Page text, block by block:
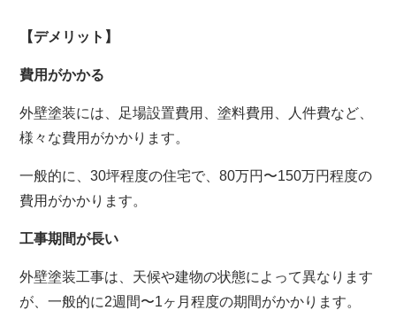
【デメリット】
費用がかかる
外壁塗装には、足場設置費用、塗料費用、人件費など、
様々な費用がかかります。
一般的に、30坪程度の住宅で、80万円〜150万円程度の
費用がかかります。
工事期間が長い
外壁塗装工事は、天候や建物の状態によって異なります
が、一般的に2週間〜1ヶ月程度の期間がかかります。